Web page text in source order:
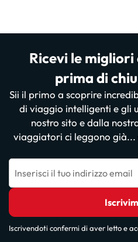
Ricevi le
prima di
Sii il primo a scoprire
di viaggio intelligenti e gli
nostro sito e dalla
viaggiatori ci leggono
Inserisci il tuo indirizzo email
Iscrivendoti confermi di aver letto e